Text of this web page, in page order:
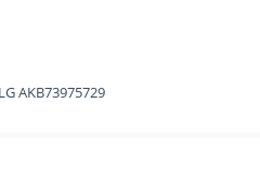
AKB73975729